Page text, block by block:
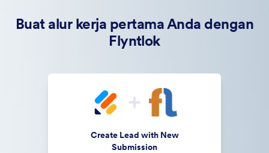
Buat alur kerja pertama Anda dengan
Flyntlok
Create Lead with New
Submission